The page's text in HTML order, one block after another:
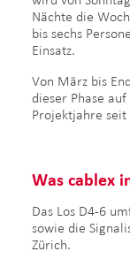
Nächte die
bis sechs
Einsatz.
Von März bis
dieser Phase
Projektjahre seit
Was cablex
Das Los D4-6
sowie die
Zürich.